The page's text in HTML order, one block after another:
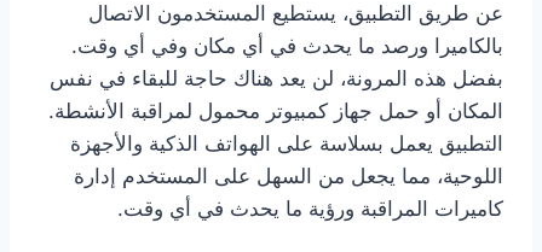
عن طريق التطبيق، يستطيع المستخدمون الاتصال
بالكاميرا ورصد ما يحدث في أي مكان وفي أي وقت.
بفضل هذه المرونة، لن يعد هناك حاجة للبقاء في نفس
المكان أو حمل جهاز كمبيوتر محمول لمراقبة الأنشطة.
التطبيق يعمل بسلاسة على الهواتف الذكية والأجهزة
اللوحية، مما يجعل من السهل على المستخدم إدارة
كاميرات المراقبة ورؤية ما يحدث في أي وقت.